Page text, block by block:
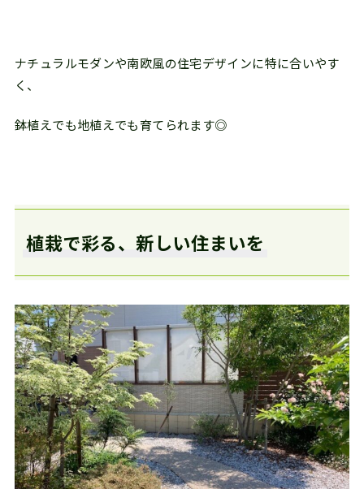
ナチュラルモダンや南欧風の住宅デザインに特に合いやす
く、
鉢植えでも地植えでも育てられます◎
植栽で彩る、新しい住まいを